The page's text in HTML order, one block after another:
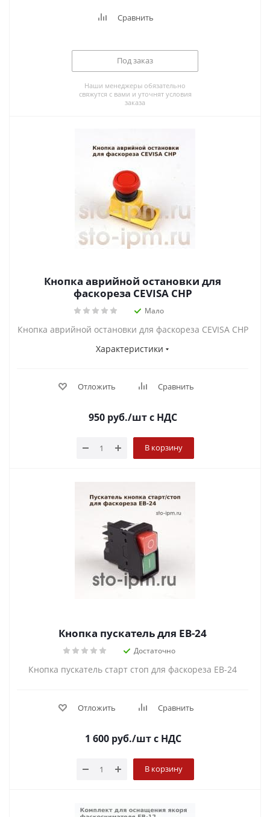
Сравнить
Под заказ
Наши менеджеры обязательно
свяжутся с вами и уточнят условия
заказа
Кнопка аврийной остановки для
фаскореза CEVISA CHP
Мало
Кнопка аврийной остановки для фаскореза CEVISA CHP
Характеристики
Отложить Сравнить
950 руб./штс НДС
В корзину
Кнопка пускатель для EB-24
Достаточно
Кнопка пускатель старт стоп для фаскореза EB-24
Отложить Сравнить
1 600руб./штс НДС
В корзину